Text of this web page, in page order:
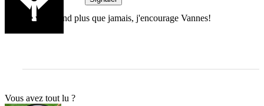
Ce week-end plus que jamais, j'encourage Vannes!
Vous avez tout lu ?